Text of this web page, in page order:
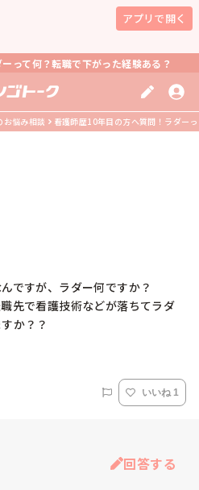
アプリで開く
って何？転職で下がった経験ある？
お悩み相談 看護師歴10年目の方へ質問！ラダー
ですが、ラダー何ですか？
先で看護技術などが落ちてラダ
か？？
いいね 1
回答する